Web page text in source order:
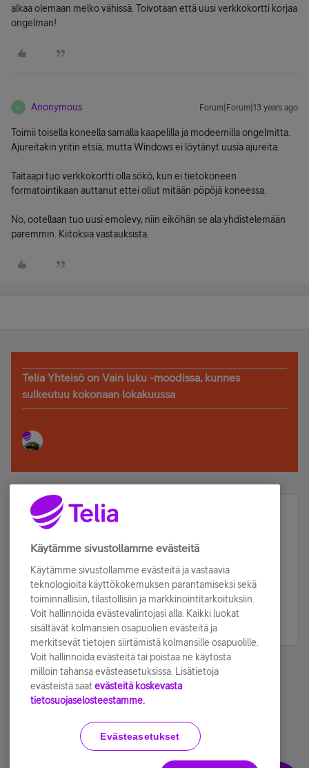
alkaa olemaan melko vähissä. Toivotaan että uusi verkkokortti korjaa
ongelman!
A Anonymous Forum|Forum|13 years ago
Toimii toisella koneella samalla kaapelilla ja modeemilla ongelmitta.
Ajureitakin yritin etsiä, mutta Windows ei löytänyt uusia ajureita.
Taitaapi tuo verkkokortti olla sökö, kun ei tietokoneen
formatointikaan auttanut ettei ollut mitään pöpöjä koneessa.
No, ootellaan tuo uusi emolevy, niin eiköhän se ala yhdistelemään
paremmin. Kiitoksia vastauksista.
Telia Yhteisö on Vain luku -moodissa, kunnes
sulkeutuu kokonaan lokakuussa
Älä jää paitsi – osallistu ja voita!
Tilaa Telian uutiskirje ja olet mukana arvonnassa.
sähköpostiisi.
Tilaa nyt
Käyttöehdot Accessibility statement
Käytämme sivustollamme evästeitä
Käytämme sivustollamme evästeitä ja vastaavia
teknologioita käyttökokemuksen parantamiseksi sekä
toiminnallisiin, tilastollisiin ja markkinointitarkoituksiin.
Voit hallinnoida evästevalintojasi alla. Kaikki luokat
sisältävät kolmansien osapuolien evästeitä ja
merkitsevät tietojen siirtämistä kolmansille osapuolille.
Voit hallinnoida evästeitä tai poistaa ne käytöstä
milloin tahansa evästeasetuksissa. Lisätietoja
evästeistä saat evästeitä koskevasta
tietosuojaselosteestamme.
Evästeasetukset